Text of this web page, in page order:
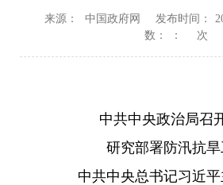
来源： 中国政府网 发布时间：
数：
： 次
中共中央政治局召
研究部署防汛抗
中共中央总书记习近